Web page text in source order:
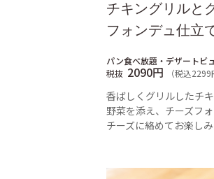
チキングリルと
フォンデュ仕立
パン食べ放題・デザートビ
税抜 2090円 （税込2299
香ばしくグリルしたチ
野菜を添え、チーズフ
チーズに絡めてお楽しみ